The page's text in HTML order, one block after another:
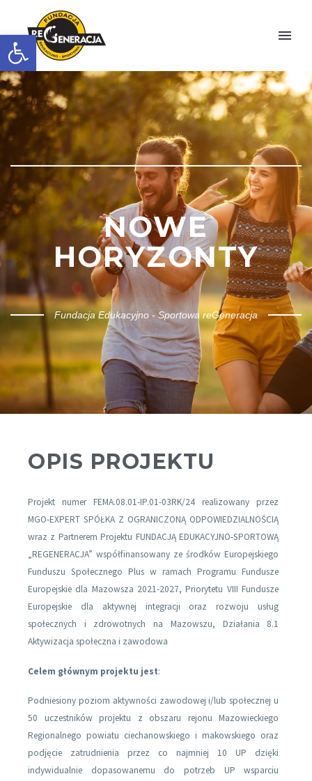
Otwórz pasek narzędzi
NOWE
HORYZONTY
Fundacja Edukacyjno - Sportowa reGeneracja
OPIS PROJEKTU
Projekt numer FEMA.08.01-IP.01-03RK/24 realizowany przez
MGO-EXPERT SPÓŁKA Z OGRANICZONĄ ODPOWIEDZIALNOŚCIĄ
wraz z Partnerem Projektu FUNDACJĄ EDUKACYJNO-SPORTOWĄ
„REGENERACJA” współfinansowany ze środków Europejskiego
Funduszu Społecznego Plus w ramach Programu Fundusze
Europejskie dla Mazowsza 2021-2027, Priorytetu VIII Fundusze
Europejskie dla aktywnej integracji oraz rozwoju usług
społecznych i zdrowotnych na Mazowszu, Działania 8.1
Aktywizacja społeczna i zawodowa
Celem głównym projektu jest:
Podniesiony poziom aktywności zawodowej i/lub społecznej u
50 uczestników projektu z obszaru rejonu Mazowieckiego
Regionalnego powiatu ciechanowskiego i makowskiego oraz
podjęcie zatrudnienia przez co najmniej 10 UP dzięki
indywidualnie dopasowanemu do potrzeb UP wsparciu